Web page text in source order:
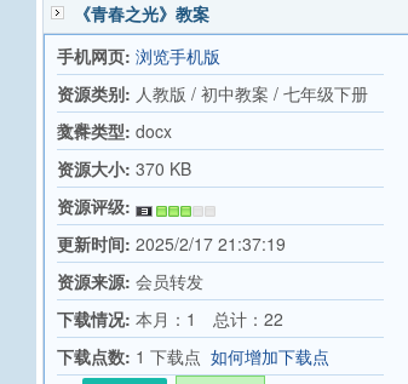
《青春之光》教案
手机网页: 浏览手机版
资源类别: 人教版 / 初中教案 / 七年级下册
教案
文件类型: docx
资源大小: 370 KB
资源评级:
更新时间: 2025/2/17 21:37:19
资源来源: 会员转发
下载情况: 本月：1 总计：22
下载点数: 1 下载点 如何增加下载点